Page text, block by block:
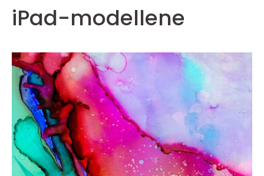
iPad-modellene